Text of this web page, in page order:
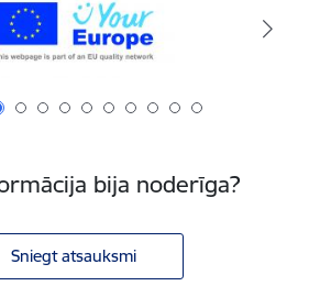
bija noderīga?
Sniegt atsauksmi